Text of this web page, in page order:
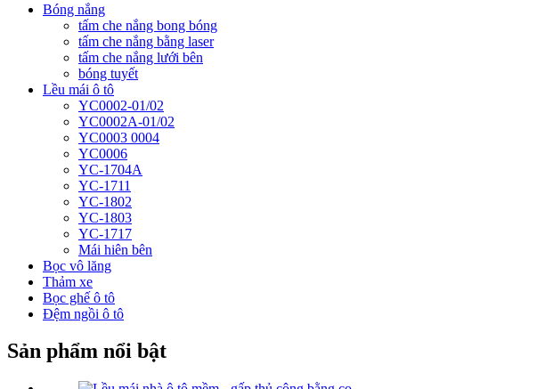
Bóng nắng
tấm che nắng bong bóng
tấm che nắng bằng laser
tấm che nắng lưới bên
bóng tuyết
Lều mái ô tô
YC0002-01/02
YC0002A-01/02
YC0003 0004
YC0006
YC-1704A
YC-1711
YC-1802
YC-1803
YC-1717
Mái hiên bên
Bọc vô lăng
Thảm xe
Bọc ghế ô tô
Đệm ngồi ô tô
Sản phẩm nổi bật